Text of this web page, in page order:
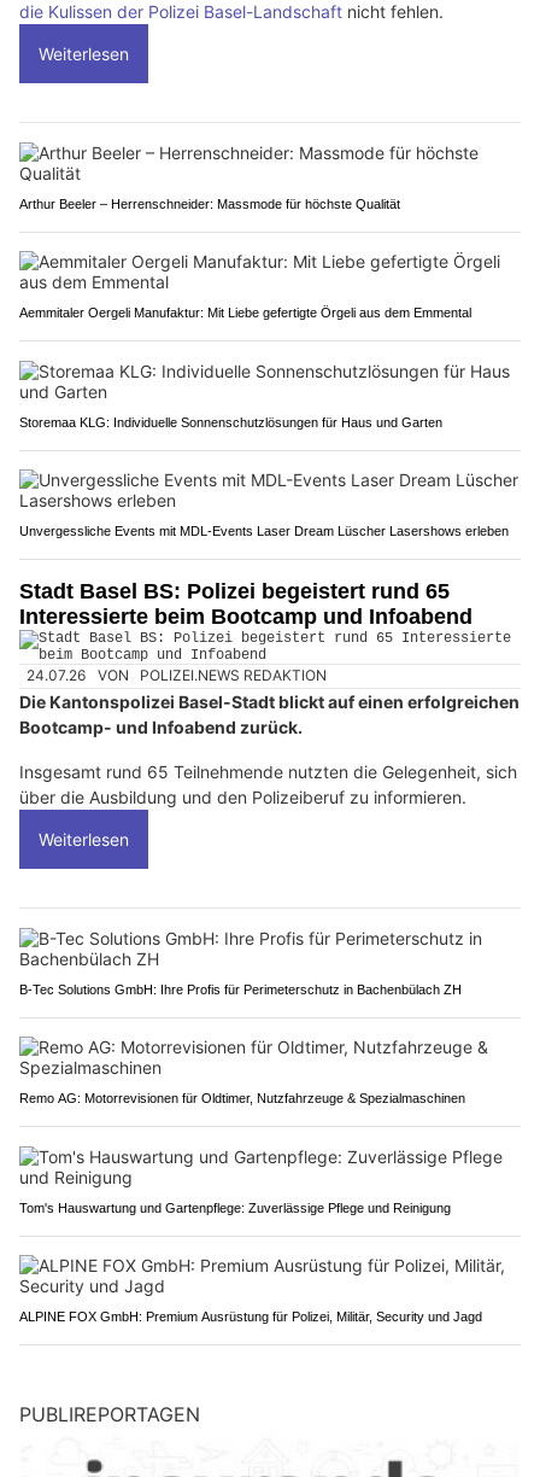
die Kulissen der Polizei Basel-Landschaft nicht fehlen.
Weiterlesen
Arthur Beeler – Herrenschneider: Massmode für höchste Qualität
Aemmitaler Oergeli Manufaktur: Mit Liebe gefertigte Örgeli aus dem Emmental
Storemaa KLG: Individuelle Sonnenschutzlösungen für Haus und Garten
Unvergessliche Events mit MDL-Events Laser Dream Lüscher Lasershows erleben
Stadt Basel BS: Polizei begeistert rund 65
Interessierte beim Bootcamp und Infoabend
24.07.26 VON POLIZEI.NEWS REDAKTION
Die Kantonspolizei Basel-Stadt blickt auf einen erfolgreichen
Bootcamp- und Infoabend zurück.
Insgesamt rund 65 Teilnehmende nutzten die Gelegenheit, sich
über die Ausbildung und den Polizeiberuf zu informieren.
Weiterlesen
B-Tec Solutions GmbH: Ihre Profis für Perimeterschutz in Bachenbülach ZH
Remo AG: Motorrevisionen für Oldtimer, Nutzfahrzeuge & Spezialmaschinen
Tom's Hauswartung und Gartenpflege: Zuverlässige Pflege und Reinigung
ALPINE FOX GmbH: Premium Ausrüstung für Polizei, Militär, Security und Jagd
PUBLIREPORTAGEN